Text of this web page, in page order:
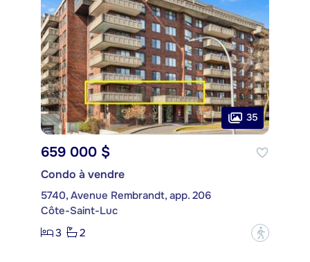
35
659 000 $
Condo à vendre
5740, Avenue Rembrandt, app. 206
Côte-Saint-Luc
3
2 ?